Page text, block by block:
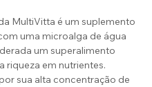
MultiVitta é um suplemento
uma microalga de água
um superalimento
riqueza em nutrientes.
sua alta concentração de